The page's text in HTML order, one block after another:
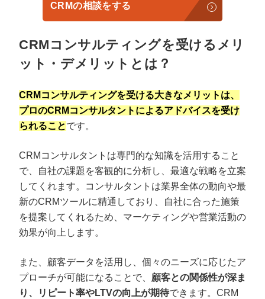
CRMの相談をする
CRMコンサルティングを受けるメリ
ット・デメリットとは？
CRMコンサルティングを受ける大きなメリットは、
プロのCRMコンサルタントによるアドバイスを受け
られることです。
CRMコンサルタントは専門的な知識を活用すること
で、自社の課題を客観的に分析し、最適な戦略を立案
してくれます。コンサルタントは業界全体の動向や最
新のCRMツールに精通しており、自社に合った施策
を提案してくれるため、マーケティングや営業活動の
効果が向上します。
また、顧客データを活用し、個々のニーズに応じたア
プローチが可能になることで、 顧客との関係性が深ま
り、リピート率やLTVの向上が期待できます。CRM